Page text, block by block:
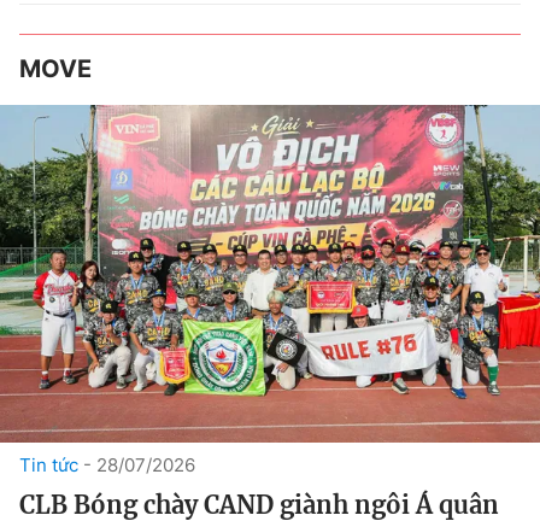
MOVE
Tin tức 28/07/2026
CLB Bóng chày CAND giành ngôi Á quân